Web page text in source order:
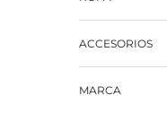
ACCESORIOS
MARCA